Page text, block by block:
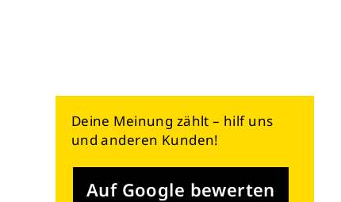
Deine Meinung zählt – hilf uns
und anderen Kunden!
Auf Google bewerten